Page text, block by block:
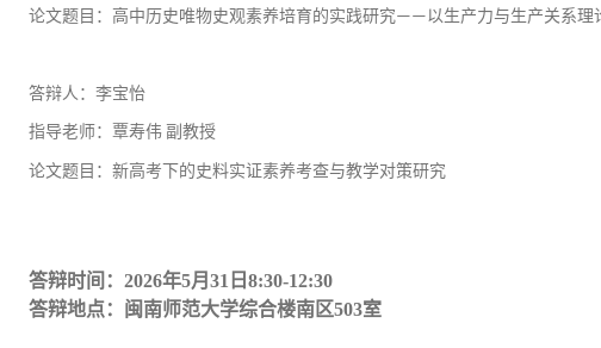
论文题目：高中历史唯物史观素养培育的实践研究——以生产力与生产关系理
答辩人：李宝怡
指导老师：覃寿伟 副教授
论文题目：新高考下的史料实证素养考查与教学对策研究
答辩时间： 2026年5月 31 日 8:30-12:30
答辩地点：闽南师范大学综合楼南区503室